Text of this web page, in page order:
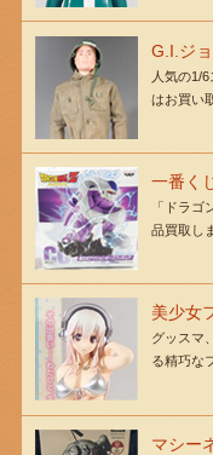
G.I.ジ
人気の1/
はお買い
一番く
「ドラ
品買取し
美少女
グッスマ
る精巧な
マシー